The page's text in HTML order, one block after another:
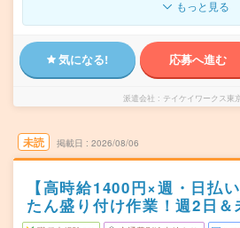
もっと見る
気になる! 応募へ進む
派遣会社 テイケイワークス東
未読 掲載日 2026/08/06
【高時給1400円×週・日払
たん盛り付け作業！週2日＆